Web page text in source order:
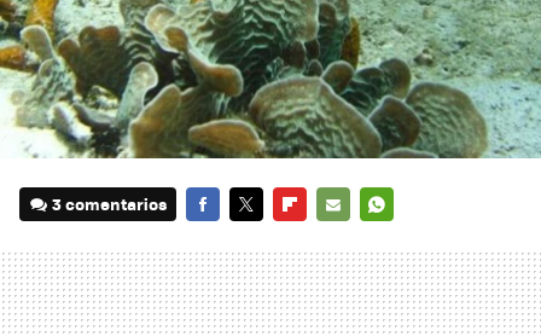
3 comentarios
MAIL